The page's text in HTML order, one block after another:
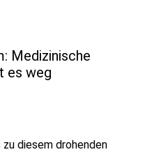
Medizinische
es weg
diesem drohenden